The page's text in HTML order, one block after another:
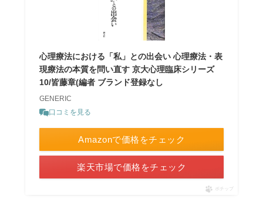
心理療法における「私」との出会い 心理療法・表
現療法の本質を問い直す 京大心理臨床シリーズ
10/皆藤章(編者 ブランド登録なし
GENERIC
口コミを見る
Amazonで価格をチェック
楽天市場で価格をチェック
ポチップ